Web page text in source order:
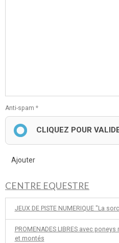
Anti-spam
CLIQUEZ POUR
Ajouter
CENTRE EQUESTRE
JEUX DE PISTE NUMERIQUE "La
PROMENADES LIBRES avec
et montés